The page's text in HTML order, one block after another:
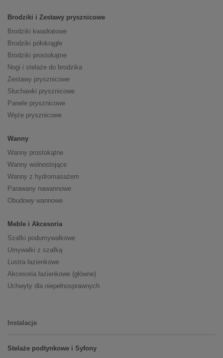
Brodziki i Zestawy prysznicowe
Brodziki kwadratowe
Brodziki półokrągłe
Brodziki prostokątne
Nogi i stelaże do brodzika
Zestawy prysznicowe
Słuchawki prysznicowe
Panele prysznicowe
Węże prysznicowe
Wanny
Wanny prostokątne
Wanny wolnostojące
Wanny z hydromasażem
Parawany nawannowe
Obudowy wannowe
Meble i Akcesoria
Szafki podumywalkowe
Umywalki z szafką
Lustra łazienkowe
Akcesoria łazienkowe (główne)
Uchwyty dla niepełnosprawnych
Instalacje
Stelaże podtynkowe i Syfony